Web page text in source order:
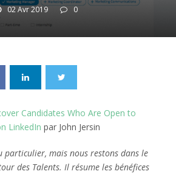
02 Avr 2019 0
Candidates Who Are Open to
LinkedIn par John Jersin
particulier, mais nous restons dans le
des Talents. Il résume les bénéfices